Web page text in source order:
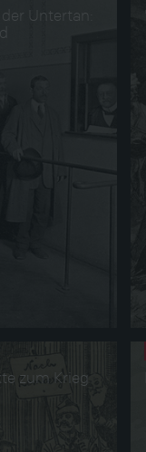
Untertan:
zum Krieg